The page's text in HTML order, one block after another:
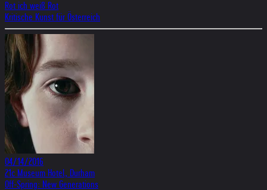
Rot ich weiß Rot
Kritische Kunst für Österreich
04/14/2016
21c Museum Hotel, Durham
Off-Spring: New Generations